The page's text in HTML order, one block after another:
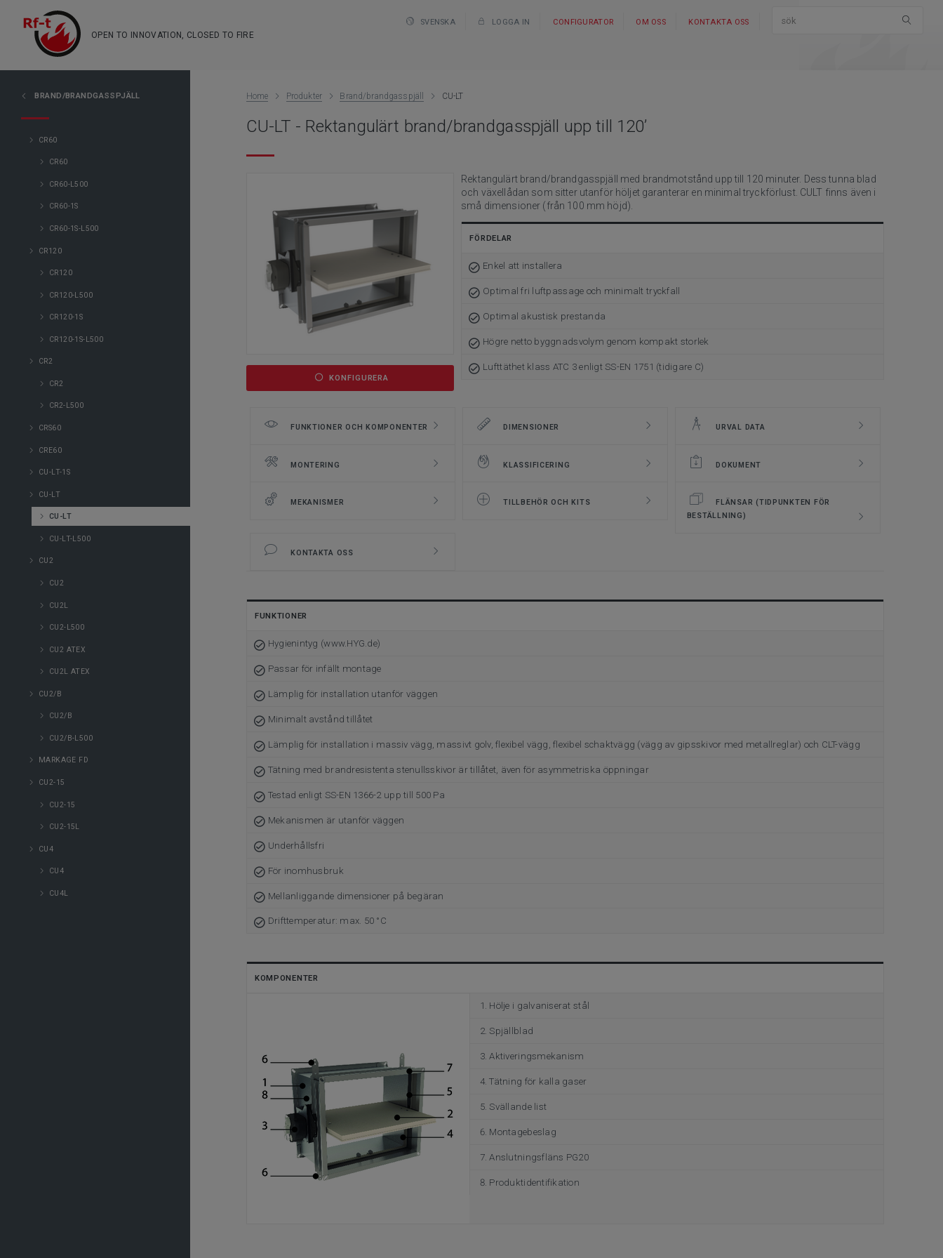
OPEN TO INNOVATION, CLOSED TO FIRE
SVENSKA LOGGA IN CONFIGURATOR OM OSS KONTAKTA OSS
BRAND/BRANDGASSPJÄLL
CR60
CR60
CR60-L500
CR60-1S
CR60-1S-L500
CR120
CR120
CR120-L500
CR120-1S
CR120-1S-L500
CR2
CR2
CR2-L500
CRS60
CRE60
CU-LT-1S
CU-LT
CU-LT
CU-LT-L500
CU2
CU2
CU2L
CU2-L500
CU2 ATEX
CU2L ATEX
CU2/B
CU2/B
CU2/B-L500
MARKAGE FD
CU2-15
CU2-15
CU2-15L
CU4
CU4
CU4L
Home Produkter Brand/brandgasspjäll CU-LT
CU-LT - Rektangulärt brand/brandgasspjäll upp till 120’
KONFIGURERA
Rektangulärt brand/brandgasspjäll med brandmotstånd upp till 120 minuter. Dess tunna blad
och växellådan som sitter utanför höljet garanterar en minimal tryckförlust. CULT finns även i
små dimensioner (från 100 mm höjd).
FÖRDELAR
Enkel att installera
Optimal fri luftpassage och minimalt tryckfall
Optimal akustisk prestanda
Högre netto byggnadsvolym genom kompakt storlek
Lufttäthet klass ATC 3 enligt SS-EN 1751 (tidigare C)
FUNKTIONER OCH KOMPONENTER DIMENSIONER URVAL DATA
MONTERING KLASSIFICERING DOKUMENT
MEKANISMER TILLBEHÖR OCH KITS
FLÄNSAR (TIDPUNKTEN FÖR
BESTÄLLNING)
KONTAKTA OSS
FUNKTIONER
Hygienintyg (www.HYG.de)
Passar för infällt montage
Lämplig för installation utanför väggen
Minimalt avstånd tillåtet
Lämplig för installation i massiv vägg, massivt golv, flexibel vägg, flexibel schaktvägg (vägg av gipsskivor med metallreglar) och CLT-vägg
Tätning med brandresistenta stenullsskivor är tillåtet, även för asymmetriska öppningar
Testad enligt SS-EN 1366-2 upp till 500 Pa
Mekanismen är utanför väggen
Underhållsfri
För inomhusbruk
Mellanliggande dimensioner på begäran
Drifttemperatur: max. 50 °C
KOMPONENTER
Hölje i galvaniserat stål
Spjällblad
Aktiveringsmekanism
Tätning för kalla gaser
Svällande list
Montagebeslag
Anslutningsfläns PG20
Produktidentifikation